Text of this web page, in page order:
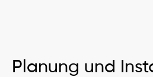
Planung und